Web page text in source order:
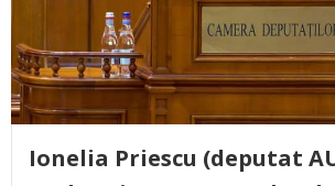
Ionelia Priescu (deputat